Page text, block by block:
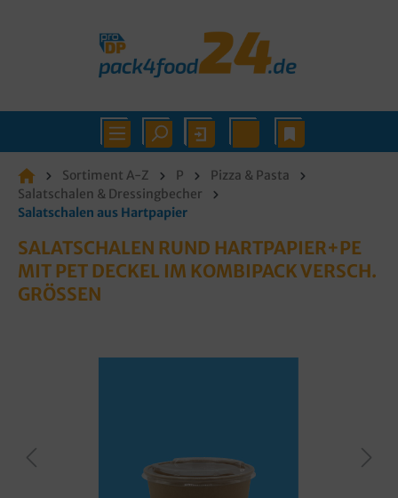
Sortiment A-Z P
Pizza & Pasta
Salatschalen & Dressingbecher
Salatschalen aus Hartpapier
SALATSCHALEN RUND HARTPAPIER+PE
MIT PET DECKEL IM KOMBIPACK VERSCH.
GRÖSSEN